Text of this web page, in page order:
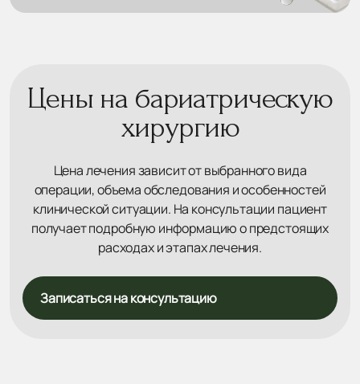
Цены на бариатрическую
хирургию
Цена лечения зависит от выбранного вида
операции, объема обследования и особенностей
клинической ситуации. На консультации пациент
получает подробную информацию о предстоящих
расходах и этапах лечения.
Записаться на консультацию